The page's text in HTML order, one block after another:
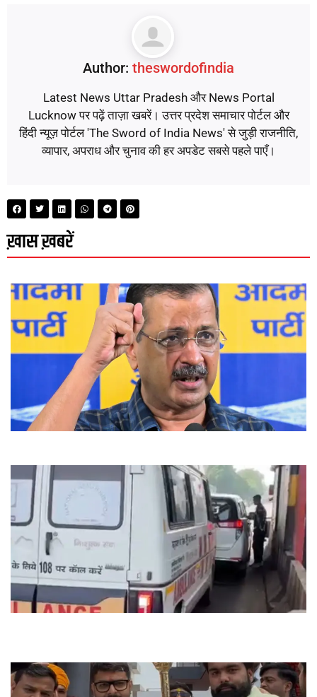
Author: theswordofindia
Latest News Uttar Pradesh और News Portal
Lucknow पर पढ़ें ताज़ा खबरें। उत्तर प्रदेश समाचार पोर्टल और
हिंदी न्यूज़ पोर्टल 'The Sword of India News' से जुड़ी राजनीति,
व्यापार, अपराध और चुनाव की हर अपडेट सबसे पहले पाएँ।
ख़ास ख़बरें